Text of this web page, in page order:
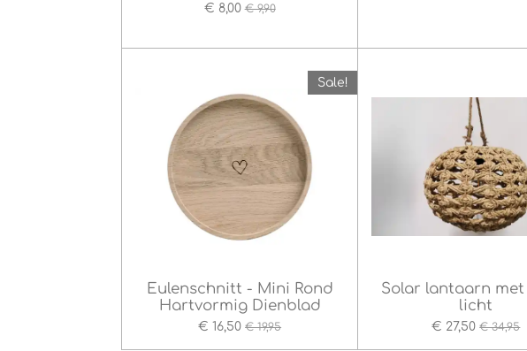
€ 8,00 € 9,90
Sale!
Eulenschnitt - Mini Rond
Hartvormig Dienblad
€ 16,50 € 19,95
Solar lantaarn met
licht
€ 27,50 € 34,95